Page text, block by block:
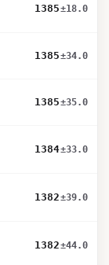
1385±18.0
1385±34.0
1385±35.0
1384±33.0
1382±39.0
1382±44.0